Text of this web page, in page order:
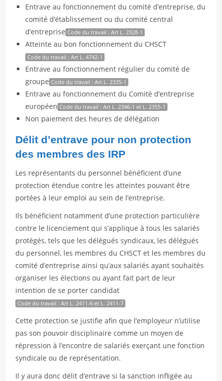
Entrave au fonctionnement du comité d’entreprise, du
comité d’établissement ou du comité central
d’entreprise Code du travail : Art L. 2328-1
Atteinte au bon fonctionnement du CHSCT
Code du travail : Art L. 4742-1
Entrave au fonctionnement régulier du comité de
groupe Code du travail : Art L. 2335-1
Entrave au fonctionnement du Comité d’entreprise
européen Code du travail : Art L. 2346-1 et L. 2355-1
Non paiement des heures de délégation
Délit d’entrave pour non protection
des membres des IRP
Les représentants du personnel bénéficient d’une
protection étendue contre les atteintes pouvant être
portées à leur emploi au sein de l’entreprise.
Ils bénéficient notamment d’une protection particulière
contre le licenciement qui s’applique à tous les salariés
protégés, tels que les délégués syndicaux, les délégués
du personnel, les membres du CHSCT et les membres du
comité d’entreprise ainsi qu’aux salariés ayant souhaités
organiser les élections ou ayant fait part de leur
intention de se porter candidat
Code du travail : Art L. 2411-6 et L. 2411-7
Cette protection se justifie afin que l’employeur n’utilise
pas son pouvoir disciplinaire comme un moyen de
répression à l’encontre de salariés exerçant une fonction
syndicale ou de représentation.
Il y aura donc délit d’entrave si la sanction infligée au